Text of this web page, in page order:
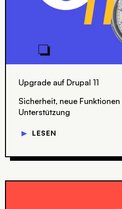
Upgrade auf Drupal 11
Sicherheit, neue
Unterstützung
▼ LESEN